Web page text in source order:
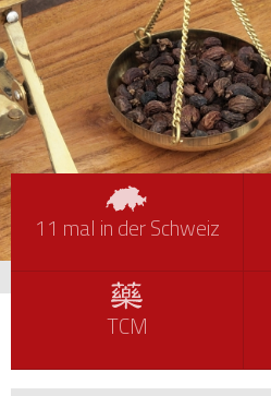
11 mal in der Schweiz
TCM